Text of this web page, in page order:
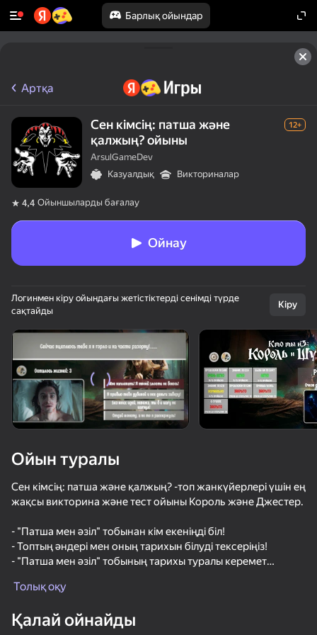
Барлық ойындар
Құрылғыны бұрыңыз
Ойын тек көлденең
бағдарда ғана істейді
Слияние Geometry dash
furryMGEHorror
Артқа
Сен кімсің: патша және
қалжың? ойыны
12+
ArsulGameDev
Казуалдық
Викториналар
4,4 Ойыншыларды бағалау
Ойнау
Логинмен кіру ойындағы жетістіктерді сенімді түрде
сақтайды
Кіру
Ойын туралы
Сен кімсің: патша және қалжың? -топ жанкүйерлері үшін ең
жақсы викторина және тест ойыны Король және Джестер.
- "Патша мен әзіл" тобынан кім екеніңді біл!
- Топтың әндері мен оның тарихын білуді тексеріңіз!
- "Патша мен әзіл" тобының тарихы туралы керемет
- Әр түрлі сұрақтарға толы 7 қызықты деңгейден өтіңіз!
Бұл сынақты тек "Король және әзілқой" тобының нағыз
Толық оқу
Қалай ойнайды